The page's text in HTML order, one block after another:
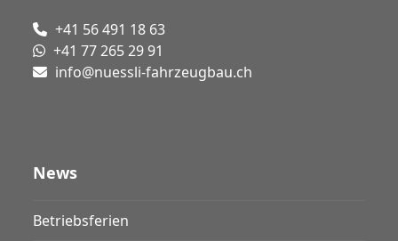
+41 56 491 18 63
+41 77 265 29 91
info@nuessli-fahrzeugbau.ch
News
Betriebsferien